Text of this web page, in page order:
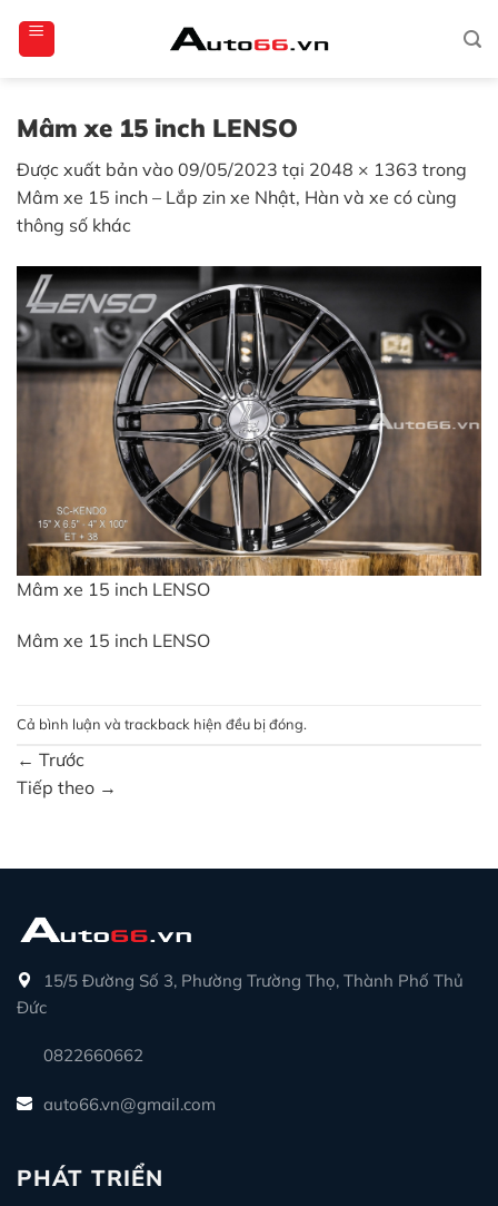
qua
Mâm xe 15 inch LENSO
Được xuất bản vào 09/05/2023 tại 2048 × 1363 trong
Mâm xe 15 inch – Lắp zin xe Nhật, Hàn và xe có cùng
thông số khác
Mâm xe 15 inch LENSO
Mâm xe 15 inch LENSO
Cả bình luận và trackback hiện đều bị đóng.
← Trước
Tiếp theo →
15/5 Đường Số 3, Phường Trường Thọ, Thành Phố Thủ
Đức
0822660662
auto66.vn@gmail.com
PHÁT TRIỂN